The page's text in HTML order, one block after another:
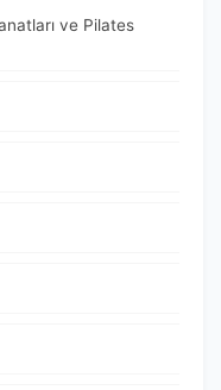
ve Pilates